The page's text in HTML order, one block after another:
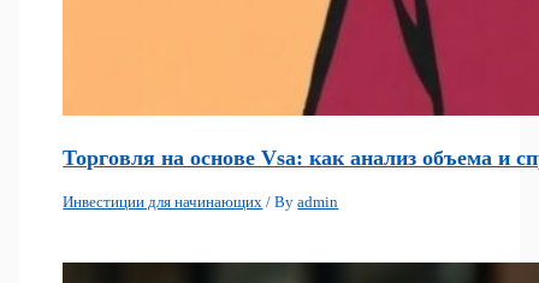
Торговля на основе Vsa: как анализ объема и
Инвестиции для начинающих / Byadmin